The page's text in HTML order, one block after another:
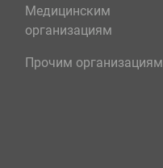
Медицинским
организациям
Прочим организациям